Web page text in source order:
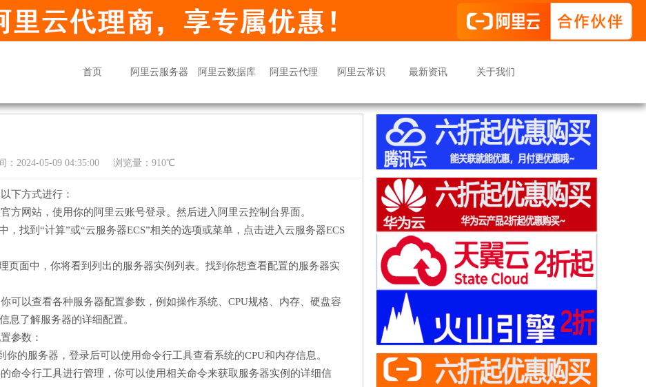
首页 阿里云服务器 阿里云数据库 阿里云代理 阿里云常识 最新资讯 关于我们
：2024-05-09 04:35:00 浏览量：910℃
下方式进行：
方网站，使用你的阿里云账号登录。然后进入阿里云控制台界面。
，找到“计算”或“云服务器ECS”相关的选项或菜单，点击进入云服务器ECS
页面中，你将看到列出的服务器实例列表。找到你想查看配置的服务器实
可以查看各种服务器配置参数，例如操作系统、CPU规格、内存、硬盘容
息了解服务器的详细配置。
参数：
你的服务器，登录后可以使用命令行工具查看系统的CPU和内存信息。
命令行工具进行管理，你可以使用相关命令来获取服务器实例的详细信